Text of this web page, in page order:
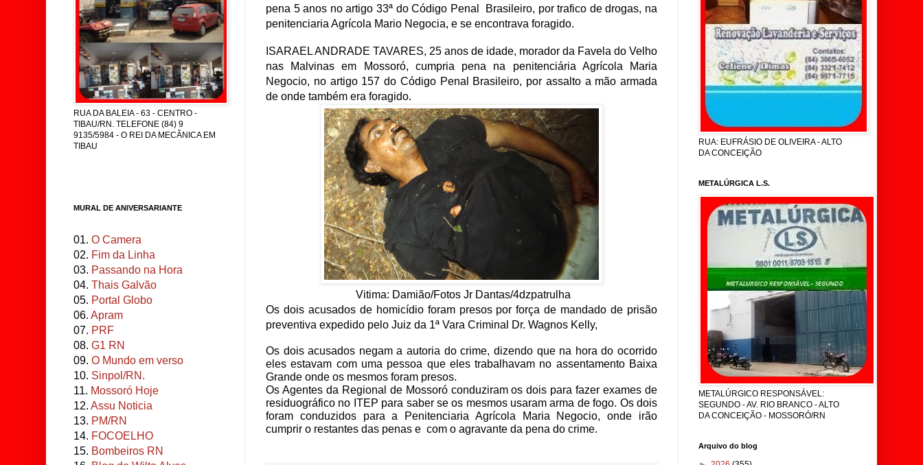
pena 5 anos no artigo 33ª do Código Penal Brasileiro, por trafico de drogas, na
penitenciaria Agrícola Mario Negocia, e se encontrava foragido.
ISARAEL ANDRADE TAVARES, 25 anos de idade, morador da Favela do Velho
nas Malvinas em Mossoró, cumpria pena na penitenciária Agrícola Maria
Negocio, no artigo 157 do Código Penal Brasileiro, por assalto a mão armada
de onde também era foragido.
Vitima: Damião/Fotos Jr Dantas/4dzpatrulha
Os dois acusados de homicídio foram presos por força de mandado de prisão
preventiva expedido pelo Juiz da 1ª Vara Criminal Dr. Wagnos Kelly,
Os dois acusados negam a autoria do crime, dizendo que na hora do ocorrido
eles estavam com uma pessoa que eles trabalhavam no assentamento Baixa
Grande onde os mesmos foram presos.
Os Agentes da Regional de Mossoró conduziram os dois para fazer exames de
residuográfico no ITEP para saber se os mesmos usaram arma de fogo. Os dois
foram conduzidos para a Penitenciaria Agrícola Maria Negocio, onde irão
cumprir o restantes das penas e com o agravante da pena do crime.
RUA DA BALEIA - 63 - CENTRO -
TIBAU/RN. TELEFONE (84) 9
9135/5984 - O REI DA MECÂNICA EM
TIBAU
MURAL DE ANIVERSARIANTE
01. O Camera
02. Fim da Linha
03. Passando na Hora
04. Thais Galvão
05. Portal Globo
06. Apram
07. PRF
08. G1 RN
09. O Mundo em verso
10. Sinpol/RN.
11. Mossoró Hoje
12. Assu Noticia
13. PM/RN
14. FOCOELHO
15. Bombeiros RN
RUA: EUFRÁSIO DE OLIVEIRA - ALTO
DA CONCEIÇÃO
METALÚRGICA L.S.
METALÚRGICO RESPONSÁVEL:
SEGUNDO - AV. RIO BRANCO - ALTO
DA CONCEIÇÃO - MOSSORÓ/RN
Arquivo do blog